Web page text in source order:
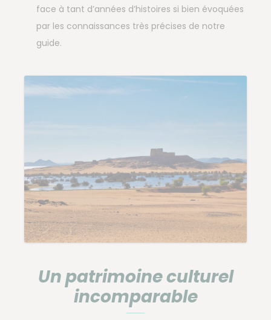
face à tant d’années d’histoires si bien évoquées
par les connaissances très précises de notre
guide.
Un patrimoine culturel
incomparable